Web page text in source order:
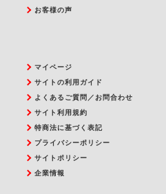
お客様の声
マイページ
サイトの利用ガイド
よくあるご質問／お問合わせ
サイト利用規約
特商法に基づく表記
プライバシーポリシー
サイトポリシー
企業情報